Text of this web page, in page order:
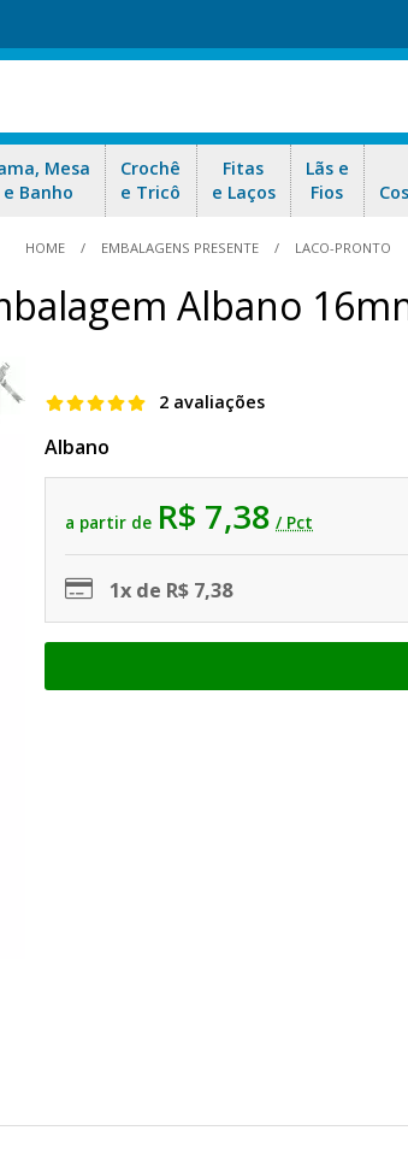
Mesa
e Banho
Crochê
e Tricô
Fitas
e Laços
Lãs e
Fios
HOME EMBALAGENS PRESENTE LACO-PRONTO
Albano
2 avaliações
Albano
a partir de R$ 7,38 / Pct
1x de R$ 7,38